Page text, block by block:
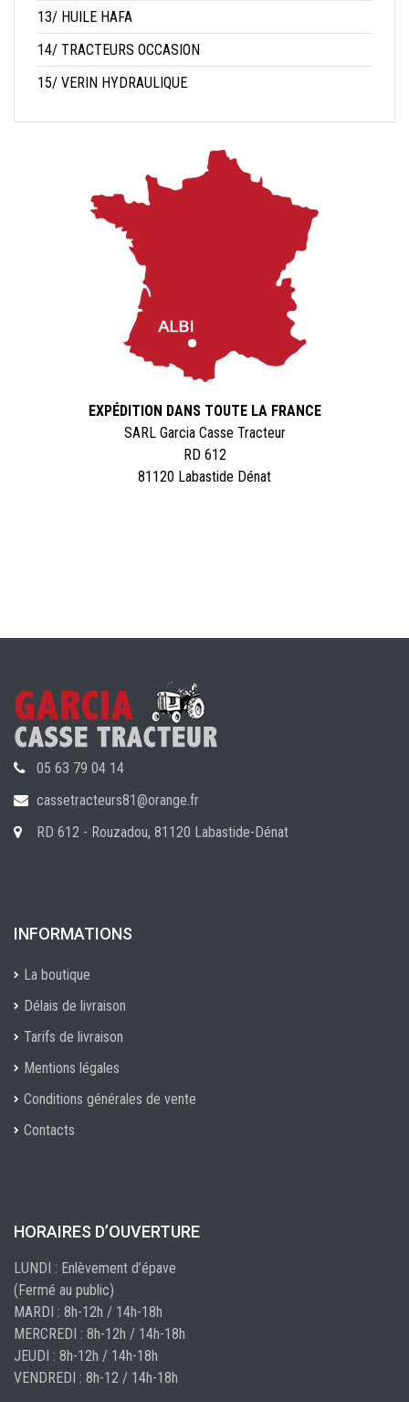
13/ HUILE HAFA
14/ TRACTEURS OCCASION
15/ VERIN HYDRAULIQUE
EXPÉDITION DANS TOUTE LA FRANCE
SARL Garcia Casse Tracteur
RD 612
81120 Labastide Dénat
05 63 79 04 14
cassetracteurs81@orange.fr
RD 612 - Rouzadou, 81120 Labastide-Dénat
INFORMATIONS
La boutique
Délais de livraison
Tarifs de livraison
Mentions légales
Conditions générales de vente
Contacts
HORAIRES D’OUVERTURE
LUNDI : Enlèvement d’épave
(Fermé au public)
MARDI : 8h-12h / 14h-18h
MERCREDI : 8h-12h / 14h-18h
JEUDI : 8h-12h / 14h-18h
VENDREDI : 8h-12 / 14h-18h